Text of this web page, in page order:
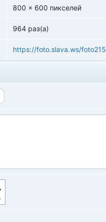
800 x 600 пикселей
964 раз(а)
https://foto.slava.ws/foto215